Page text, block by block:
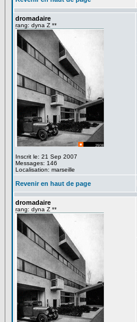
dromadaire
rang: dyna Z **
Inscrit le: 21 Sep 2007
Messages: 146
Localisation: marseille
Revenir en haut de page
dromadaire
rang: dyna Z **